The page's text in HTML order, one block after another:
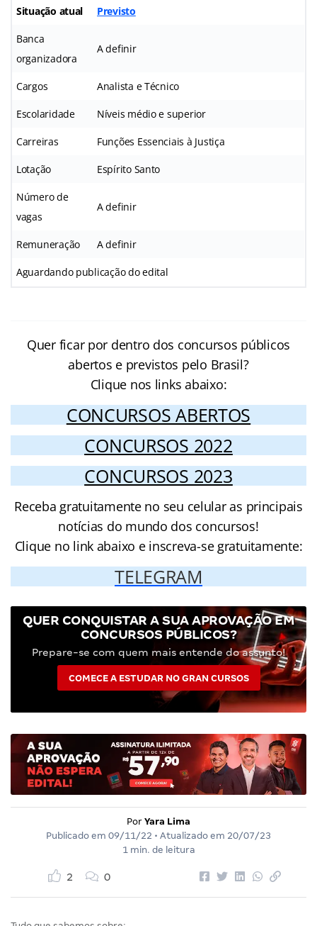
Situação atual Previsto
Banca
organizadora
A definir
Cargos Analista e Técnico
Escolaridade Níveis médio e superior
Carreiras Funções Essenciais à Justiça
Lotação Espírito Santo
Número de
vagas
A definir
Remuneração A definir
Aguardando publicação do edital
Quer ficar por dentro dos concursos públicos
abertos e previstos pelo Brasil?
Clique nos links abaixo:
CONCURSOS ABERTOS
CONCURSOS 2022
CONCURSOS 2023
Receba gratuitamente no seu celular as principais
notícias do mundo dos concursos!
Clique no link abaixo e inscreva-se gratuitamente:
TELEGRAM
QUER CONQUISTAR A SUA APROVAÇÃO EM
CONCURSOS PÚBLICOS?
Prepare-se com quem mais entende do assunto!
COMECE A ESTUDAR NO GRAN CURSOS
Por Yara Lima
Publicado em 09/11/22 • Atualizado em 20/07/23
1 min. de leitura
2 0